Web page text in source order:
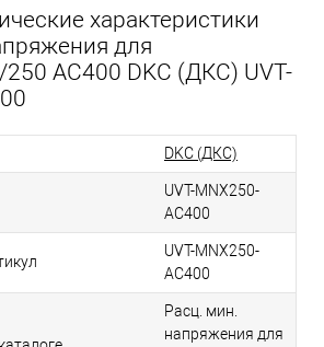
характеристики
для
AC400 DKC (ДКС) UVT-
DKC (ДКС)
UVT-MNX250-
AC400
UVT-MNX250-
AC400
Расц. мин.
напряжения для